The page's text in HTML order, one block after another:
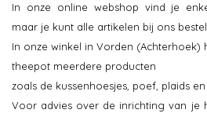
In onze online webshop vind je
maar je kunt alle artikelen bij ons
In onze winkel in Vorden (Achterhoek)
theepot meerdere producten
zoals de kussenhoesjes, poef, plaids
Voor advies over de inrichting van je